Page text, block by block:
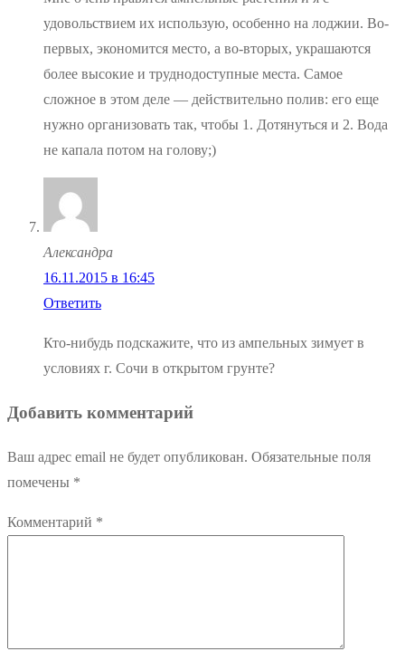
удовольствием их использую, особенно на лоджии. Во-
первых, экономится место, а во-вторых, украшаются
более высокие и труднодоступные места. Самое
сложное в этом деле — действительно полив: его еще
нужно организовать так, чтобы 1. Дотянуться и 2. Вода
не капала потом на голову;)
Александра
16.11.2015 в 16:45
Ответить
Кто-нибудь подскажите, что из ампельных зимует в
условиях г. Сочи в открытом грунте?
Добавить комментарий
Ваш адрес email не будет опубликован. Обязательные поля
помечены *
Комментарий *